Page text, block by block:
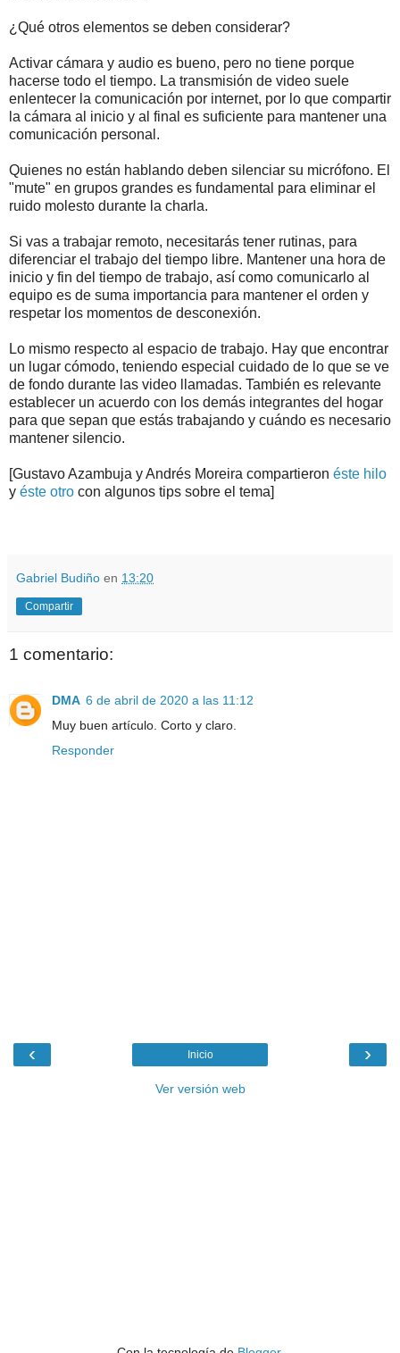
¿Qué otros elementos se deben considerar?
Activar cámara y audio es bueno, pero no tiene porque
hacerse todo el tiempo. La transmisión de video suele
enlentecer la comunicación por internet, por lo que compartir
la cámara al inicio y al final es suficiente para mantener una
comunicación personal.
Quienes no están hablando deben silenciar su micrófono. El
"mute" en grupos grandes es fundamental para eliminar el
ruido molesto durante la charla.
Si vas a trabajar remoto, necesitarás tener rutinas, para
diferenciar el trabajo del tiempo libre. Mantener una hora de
inicio y fin del tiempo de trabajo, así como comunicarlo al
equipo es de suma importancia para mantener el orden y
respetar los momentos de desconexión.
Lo mismo respecto al espacio de trabajo. Hay que encontrar
un lugar cómodo, teniendo especial cuidado de lo que se ve
de fondo durante las video llamadas. También es relevante
establecer un acuerdo con los demás integrantes del hogar
para que sepan que estás trabajando y cuándo es necesario
mantener silencio.
[Gustavo Azambuja y Andrés Moreira compartieron éste hilo
y éste otro con algunos tips sobre el tema]
Gabriel Budiño en 13:20
Compartir
1 comentario:
DMA 6 de abril de 2020 a las 11:12
Muy buen artículo. Corto y claro.
Responder
‹ ›
Inicio
Ver versión web